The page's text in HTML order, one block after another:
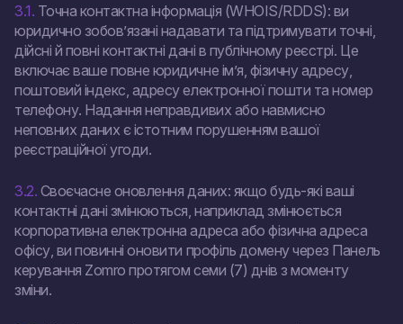
3.1. Точна контактна інформація (WHOIS/RDDS): ви
юридично зобов’язані надавати та підтримувати точні,
дійсні й повні контактні дані в публічному реєстрі. Це
включає ваше повне юридичне ім’я, фізичну адресу,
поштовий індекс, адресу електронної пошти та номер
телефону. Надання неправдивих або навмисно
неповних даних є істотним порушенням вашої
реєстраційної угоди.
3.2. Своєчасне оновлення даних: якщо будь-які ваші
контактні дані змінюються, наприклад змінюється
корпоративна електронна адреса або фізична адреса
офісу, ви повинні оновити профіль домену через Панель
керування Zomro протягом семи (7) днів з моменту
зміни.